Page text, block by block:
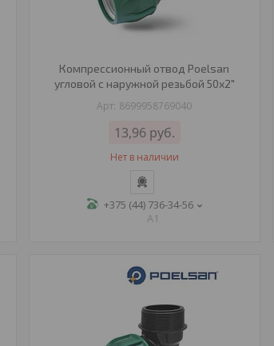
Компрессионный отвод Poelsan
угловой с наружной резьбой 50х2"
8699958769040
13,96 руб.
Нет в наличии
+375 (44) 736-34-56
A1